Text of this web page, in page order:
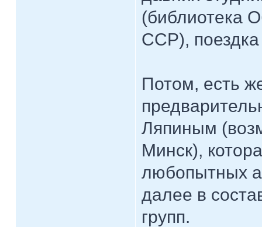
(библиотека
ССР),
Потом, есть
Ляпиным
Минск),
любопытных
далее в
групп.